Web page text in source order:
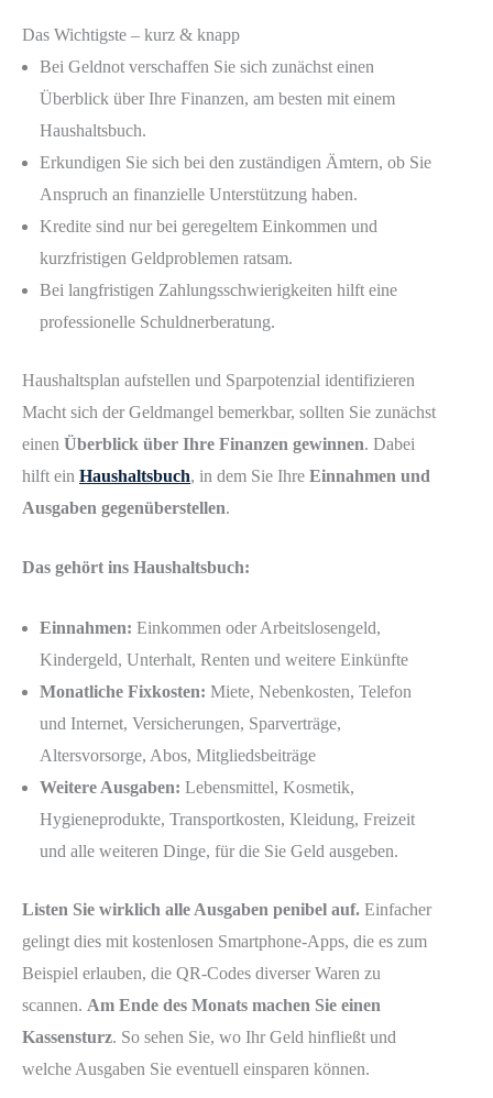
Das Wichtigste – kurz & knapp
Bei Geldnot verschaffen Sie sich zunächst einen
Überblick über Ihre Finanzen, am besten mit einem
Haushaltsbuch.
Erkundigen Sie sich bei den zuständigen Ämtern, ob Sie
Anspruch an finanzielle Unterstützung haben.
Kredite sind nur bei geregeltem Einkommen und
kurzfristigen Geldproblemen ratsam.
Bei langfristigen Zahlungsschwierigkeiten hilft eine
professionelle Schuldnerberatung.
Haushaltsplan aufstellen und Sparpotenzial identifizieren
Macht sich der Geldmangel bemerkbar, sollten Sie zunächst
einen Überblick über Ihre Finanzen gewinnen. Dabei
hilft ein Haushaltsbuch, in dem Sie Ihre Einnahmen und
Ausgaben gegenüberstellen.
Das gehört ins Haushaltsbuch:
Einnahmen: Einkommen oder Arbeitslosengeld,
Kindergeld, Unterhalt, Renten und weitere Einkünfte
Monatliche Fixkosten: Miete, Nebenkosten, Telefon
und Internet, Versicherungen, Sparverträge,
Altersvorsorge, Abos, Mitgliedsbeiträge
Weitere Ausgaben: Lebensmittel, Kosmetik,
Hygieneprodukte, Transportkosten, Kleidung, Freizeit
und alle weiteren Dinge, für die Sie Geld ausgeben.
Listen Sie wirklich alle Ausgaben penibel auf. Einfacher
gelingt dies mit kostenlosen Smartphone-Apps, die es zum
Beispiel erlauben, die QR-Codes diverser Waren zu
scannen. Am Ende des Monats machen Sie einen
Kassensturz. So sehen Sie, wo Ihr Geld hinfließt und
welche Ausgaben Sie eventuell einsparen können.